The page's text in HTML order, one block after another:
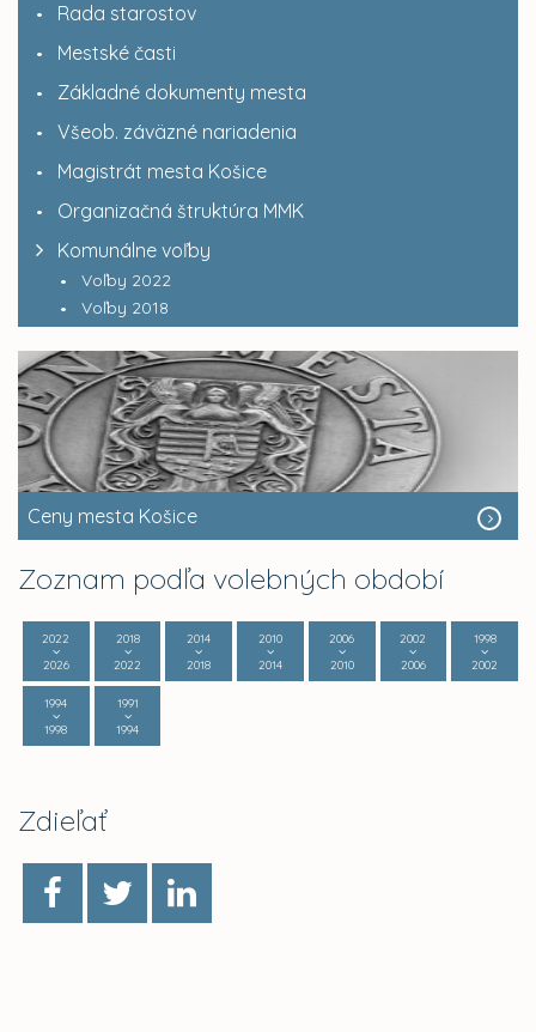
Rada starostov
Mestské časti
Základné dokumenty mesta
Všeob. záväzné nariadenia
Magistrát mesta Košice
Organizačná štruktúra MMK
Komunálne voľby
Voľby 2022
Voľby 2018
Ceny mesta Košice
Zoznam podľa volebných období
2022
2026
2018
2022
2014
2018
2010
2014
2006
2010
2002
2006
1998
2002
1994
1998
1991
1994
Zdieľať